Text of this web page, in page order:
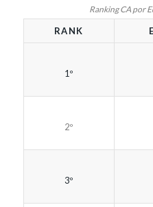
Ranking CA por
RANK
1º
2º
3º